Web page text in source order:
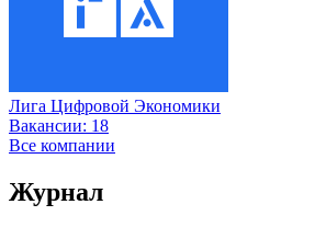
Лига Цифровой Экономики
Вакансии: 18
Все компании
Журнал